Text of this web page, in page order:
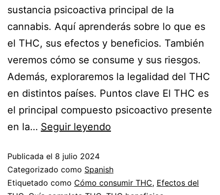
sustancia psicoactiva principal de la
cannabis. Aquí aprenderás sobre lo que es
el THC, sus efectos y beneficios. También
veremos cómo se consume y sus riesgos.
Además, exploraremos la legalidad del THC
en distintos países. Puntos clave El THC es
el principal compuesto psicoactivo presente
en la… Seguir leyendo
Publicada el 8 julio 2024
Categorizado como Spanish
Etiquetado como Cómo consumir THC, Efectos del